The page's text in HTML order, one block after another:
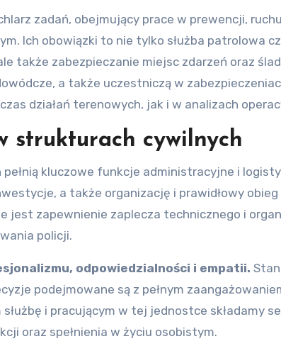
zadań, obejmujący prace w prewencji,
Ich obowiązki to nie tylko służba patrolowa
także zabezpieczanie miejsc zdarzeń oraz
a także uczestniczą w
działań terenowych, jak i w analizach
strukturach cywilnych
kluczowe funkcje administracyjne i
a także organizację i prawidłowy obieg
jest zapewnienie zaplecza technicznego i
policji.
odpowiedzialności i empatii.
podejmowane są z pełnym
i pracującym w tej jednostce składamy
oraz spełnienia w życiu osobistym.